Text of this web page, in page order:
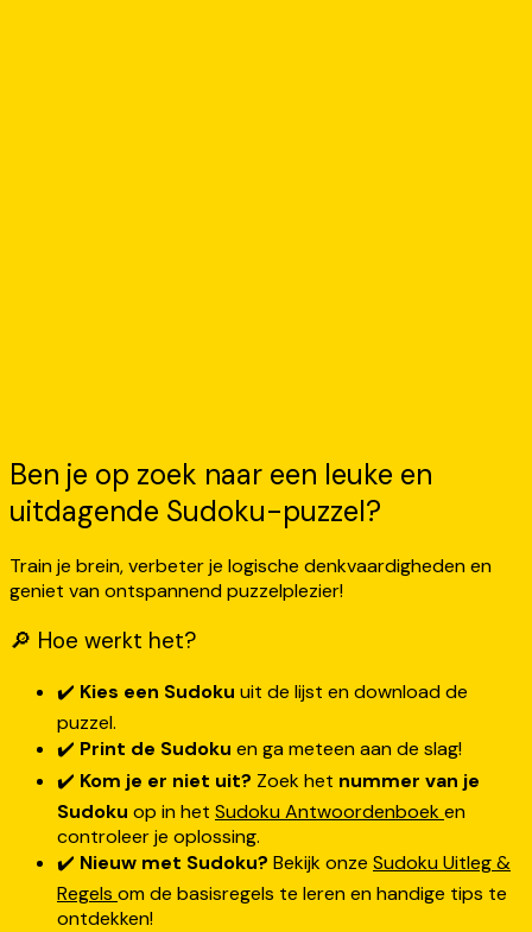
Ben je op zoek naar een leuke en
uitdagende Sudoku-puzzel?
Train je brein, verbeter je logische denkvaardigheden en
geniet van ontspannend puzzelplezier!
🔎 Hoe werkt het?
✔️ Kies een Sudoku uit de lijst en download de
puzzel.
✔️ Print de Sudoku en ga meteen aan de slag!
✔️ Kom je er niet uit? Zoek het nummer van je
Sudoku op in het Sudoku Antwoordenboeken
controleer je oplossing.
✔️ Nieuw met Sudoku? Bekijk onze Sudoku Uitleg &
Regels om de basisregels te leren en handige tips te
ontdekken!